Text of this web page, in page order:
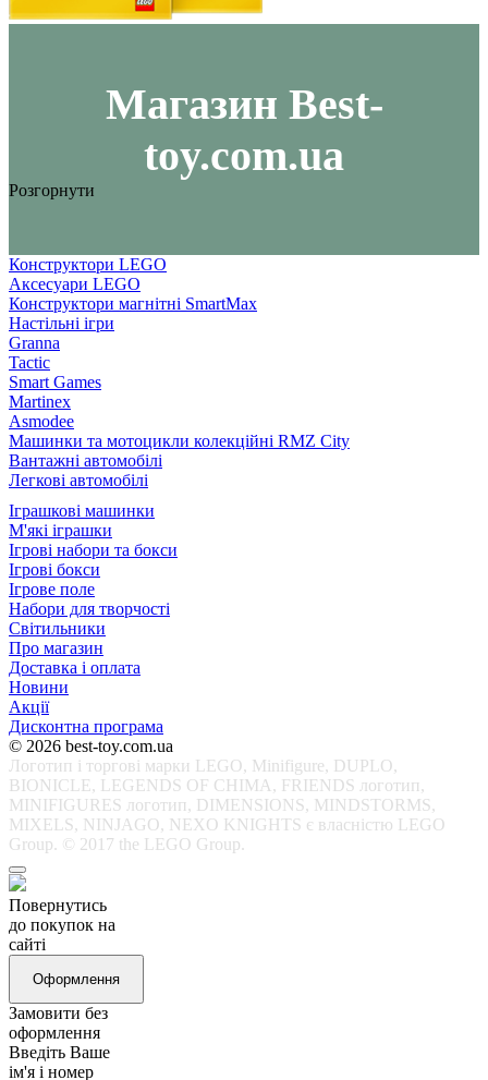
Maгазин Best-
toy.com.ua
Розгорнути
Конструктори LEGO
Аксесуари LEGO
Конструктори магнітні SmartMax
Настільні ігри
Granna
Tactic
Smart Games
Martinex
Asmodee
Машинки та мотоцикли колекційні RMZ City
Вантажні автомобілі
Легкові автомобілі
Іграшкові машинки
М'які іграшки
Ігрові набори та бокси
Ігрові бокси
Ігрове поле
Набори для творчості
Світильники
Про магазин
Доставка і оплата
Новини
Акції
Дисконтна програма
© 2026 best-toy.com.ua
Логотип і торгові марки LEGO, Minifigure, DUPLO,
BIONICLE, LEGENDS OF CHIMA, FRIENDS логотип,
MINIFIGURES логотип, DIMENSIONS, MINDSTORMS,
MIXELS, NINJAGO, NEXO KNIGHTS є власністю LEGO
Group. © 2017 the LEGO Group.
Повернутись
до покупок на
сайті
Оформлення
Замовити без
оформлення
Введіть Ваше
ім'я і номер